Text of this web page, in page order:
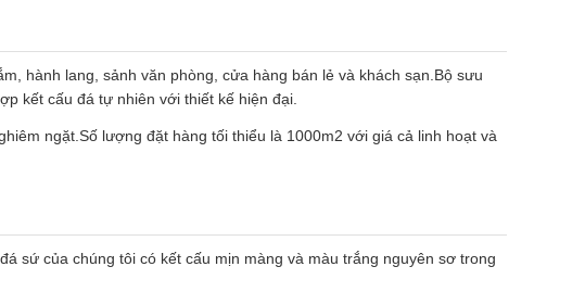
hành lang, sảnh văn phòng, cửa hàng bán lẻ và khách sạn.Bộ sưu
kết cấu đá tự nhiên với thiết kế hiện đại.
ngặt.Số lượng đặt hàng tối thiểu là 1000m2 với giá cả linh hoạt và
sứ của chúng tôi có kết cấu mịn màng và màu trắng nguyên sơ trong